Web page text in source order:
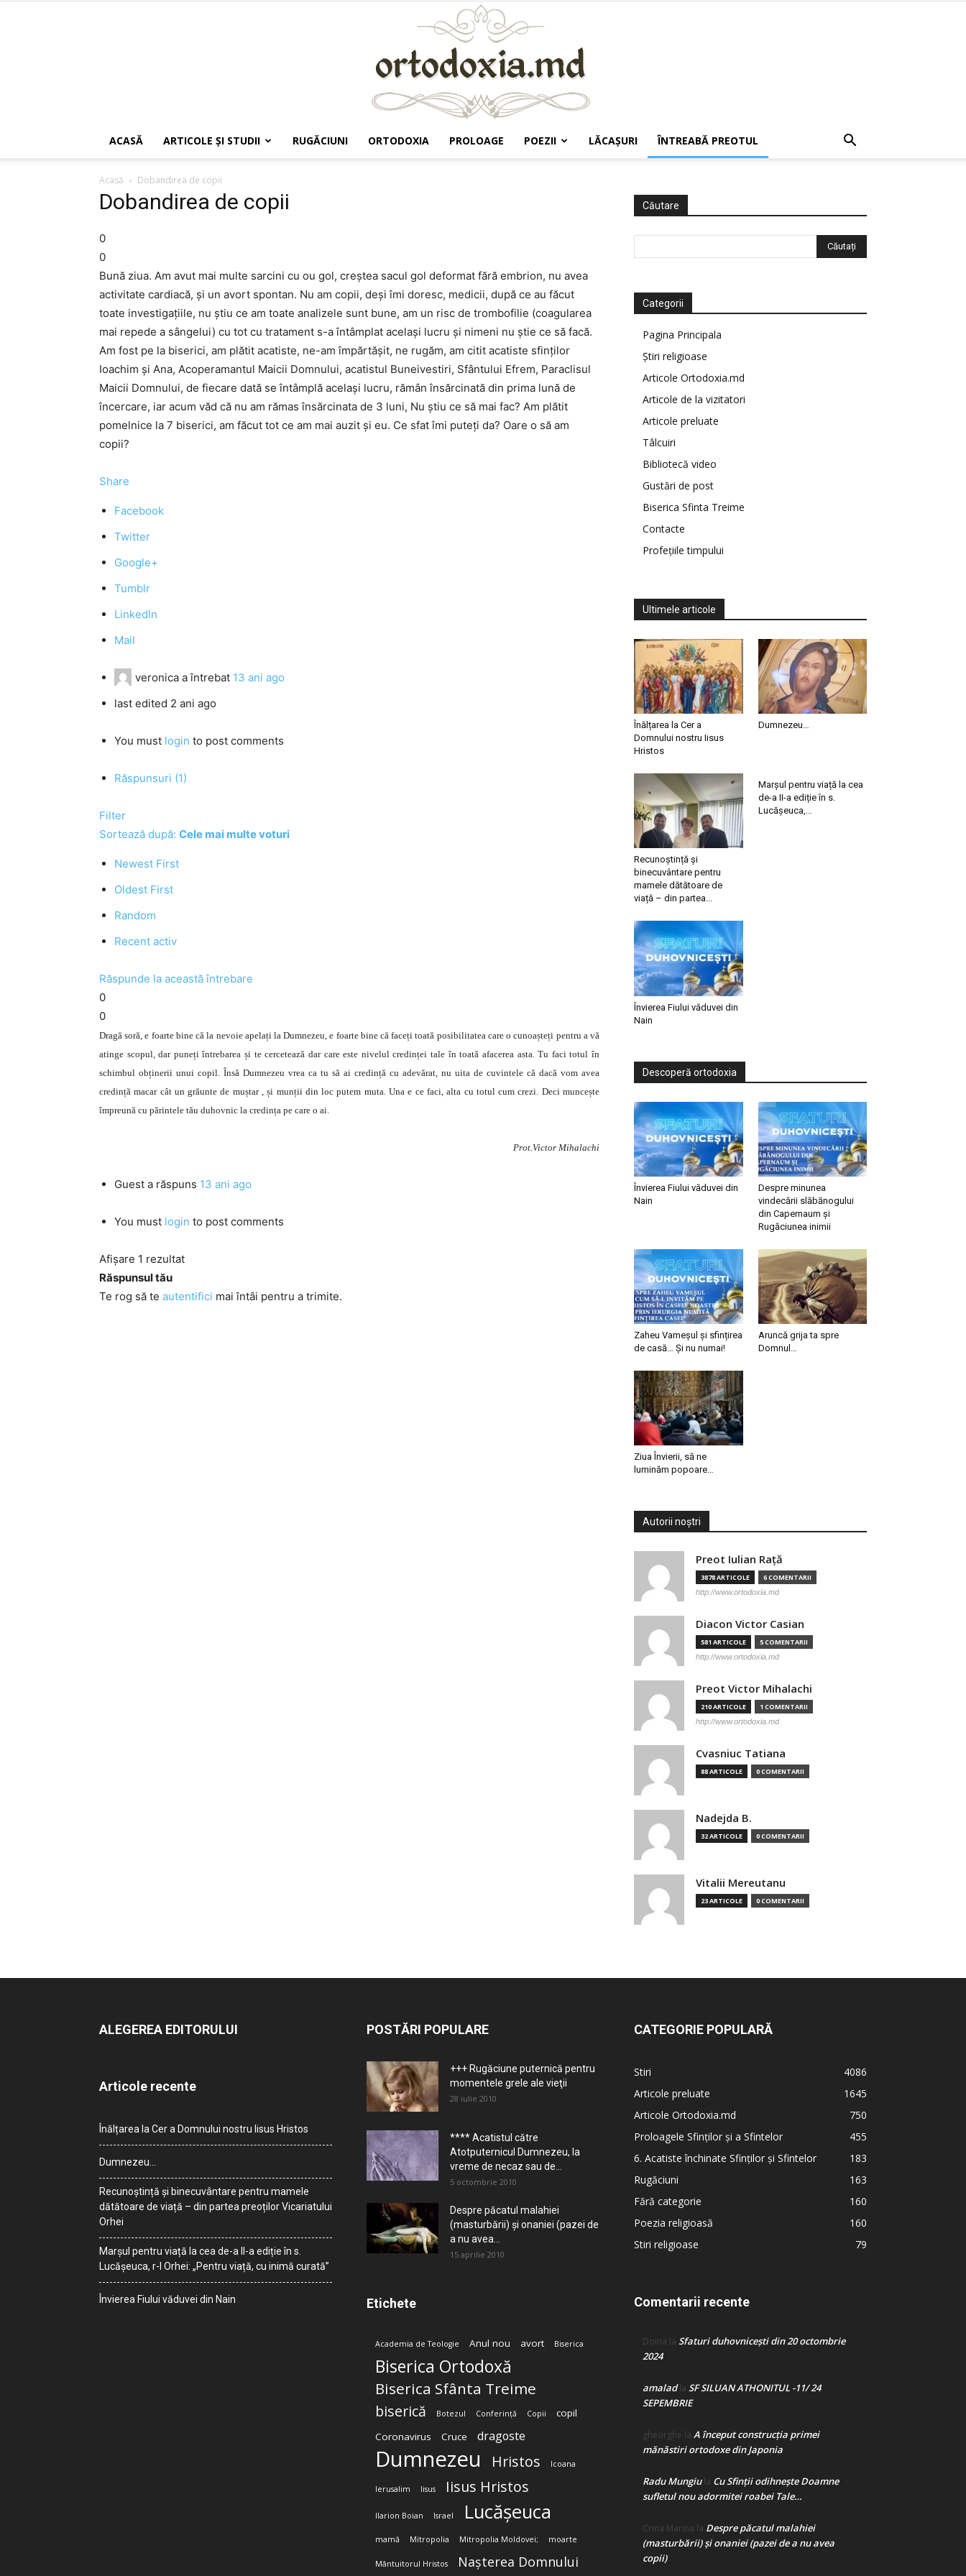
ACASĂ ARTICOLE ŞI STUDII RUGĂCIUNI ORTODOXIA PROLOAGE POEZII LĂCAŞURI ÎNTREABĂ PREOTUL
Acasă Dobandirea de copii
Dobandirea de copii
0
0
Bună ziua. Am avut mai multe sarcini cu ou gol, creştea sacul gol deformat fără embrion, nu avea
activitate cardiacă, şi un avort spontan. Nu am copii, deşi îmi doresc, medicii, după ce au făcut
toate investigaţiile, nu ştiu ce am toate analizele sunt bune, am un risc de trombofilie (coagularea
mai repede a sângelui) cu tot cu tratament s-a întâmplat acelaşi lucru şi nimeni nu ştie ce să facă.
Am fost pe la biserici, am plătit acatiste, ne-am împărtăşit, ne rugăm, am citit acatiste sfinţilor
Ioachim şi Ana, Acoperamantul Maicii Domnului, acatistul Buneivestiri, Sfântului Efrem, Paraclisul
Maicii Domnului, de fiecare dată se întâmplă acelaşi lucru, rămân însărcinată din prima lună de
încercare, iar acum văd că nu am rămas însărcinata de 3 luni, Nu ştiu ce să mai fac? Am plătit
pomelnice la 7 biserici, am făcut tot ce am mai auzit şi eu. Ce sfat îmi puteţi da? Oare o să am
copii?
Share
Facebook
Twitter
Google+
Tumblr
LinkedIn
Mail
veronica a întrebat 13 ani ago
last edited 2 ani ago
You must login to post comments
Răspunsuri (1)
Filter
Sortează după: Cele mai multe voturi
Newest First
Oldest First
Random
Recent activ
Răspunde la această întrebare
0
0
Dragă soră, e foarte bine că la nevoie apelați la Dumnezeu, e foarte bine că faceți toată posibilitatea care o cunoașteți pentru a vă
atinge scopul, dar puneți întrebarea și te cercetează dar care este nivelul credinței tale în toată afacerea asta. Tu faci totul în
schimbul obținerii unui copil. Însă Dumnezeu vrea ca tu să ai credință cu adevărat, nu uita de cuvintele că dacă vom avea
credință macar cât un grăunte de muștar , și munții din loc putem muta. Una e ce faci, alta cu totul cum crezi. Deci muncește
împreună cu părintele tău duhovnic la credința pe care o ai.
Prot.Victor Mihalachi
Guest a răspuns 13 ani ago
You must login to post comments
Afișare 1 rezultat
Răspunsul tău
Te rog să te autentifici mai întâi pentru a trimite.
Căutare
Categorii
Pagina Principala
Știri religioase
Articole Ortodoxia.md
Articole de la vizitatori
Articole preluate
Tâlcuiri
Bibliotecă video
Gustări de post
Biserica Sfinta Treime
Contacte
Profețiile timpului
Ultimele articole
Înălțarea la Cer a
Domnului nostru Iisus
Hristos
Dumnezeu…
Recunoștință și
binecuvântare pentru
mamele dătătoare de
viață – din partea...
Marșul pentru viață la cea
de-a II-a ediție în s.
Lucășeuca,...
Învierea Fiului văduvei din
Nain
Descoperă ortodoxia
Învierea Fiului văduvei din
Nain
Despre minunea
vindecării slăbănogului
din Capernaum și
Rugăciunea inimii
Zaheu Vameșul și sfințirea
de casă… Și nu numai!
Aruncă grija ta spre
Domnul…
Ziua Învierii, să ne
luminăm popoare…
Autorii noștri
Preot Iulian Raţă
3878 ARTICOLE 6 COMENTARII
http://www.ortodoxia.md
Diacon Victor Casian
581 ARTICOLE 5 COMENTARII
http://www.ortodoxia.md
Preot Victor Mihalachi
210 ARTICOLE 1 COMENTARII
http://www.ortodoxia.md
Cvasniuc Tatiana
88 ARTICOLE 0 COMENTARII
Nadejda B.
32 ARTICOLE 0 COMENTARII
Vitalii Mereutanu
23 ARTICOLE 0 COMENTARII
ALEGEREA EDITORULUI
Articole recente
Înălțarea la Cer a Domnului nostru Iisus Hristos
Dumnezeu…
Recunoștință și binecuvântare pentru mamele
dătătoare de viață – din partea preoților Vicariatului
Orhei
Marșul pentru viață la cea de-a II-a ediție în s.
Lucășeuca, r-l Orhei: „Pentru viață, cu inimă curată”
Învierea Fiului văduvei din Nain
POSTĂRI POPULARE
+++ Rugăciune puternică pentru
momentele grele ale vieţii
28 iulie 2010
**** Acatistul către
Atotputernicul Dumnezeu, la
vreme de necaz sau de...
5 octombrie 2010
Despre păcatul malahiei
(masturbării) şi onaniei (pazei de
a nu avea...
15 aprilie 2010
Etichete
Academia de Teologie Anul nou avort Biserica
Biserica Ortodoxă
Biserica Sfânta Treime
biserică Botezul Conferință Copii
copil
Coronavirus
Cruce dragoste
Dumnezeu Hristos Icoana
Ierusalim Iisus Iisus Hristos
Ilarion Boian Israel Lucășeuca
mamă Mitropolia Mitropolia Moldovei; moarte
Mântuitorul Hristos Nașterea Domnului
CATEGORIE POPULARĂ
Stiri
4086
Articole preluate
1645
Articole Ortodoxia.md
750
Proloagele Sfinților și a Sfintelor
455
6. Acatiste închinate Sfinților și Sfintelor
183
Rugăciuni
163
Fără categorie
160
Poezia religioasă
160
Stiri religioase
79
Comentarii recente
Doina la Sfaturi duhovnicești din 20 octombrie
2024
amaladla SF SILUAN ATHONITUL -11/ 24
SEPEMBRIE
gheorghe la A început construcţia primei
mănăstiri ortodoxe din Japonia
Radu Mungiula Cu Sfinții odihnește Doamne
sufletul nou adormitei roabei Tale…
Crina Marina la Despre păcatul malahiei
(masturbării) şi onaniei (pazei de a nu avea
copii)